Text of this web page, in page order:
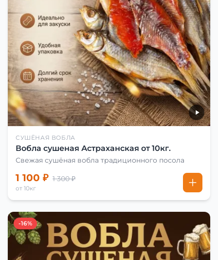
СУШЁНАЯ ВОБЛА
Вобла сушеная Астраханская от 10кг.
Свежая сушёная вобла традиционного посола
1 100 ₽ 1 300 ₽
от 10кг
-16%